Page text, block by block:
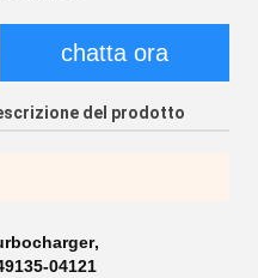
chatta ora
del prodotto
,
04121